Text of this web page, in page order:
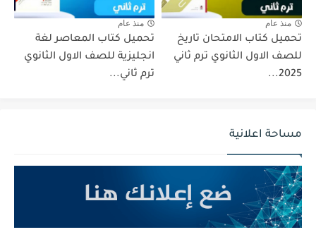
منذ عام
تحميل كتاب الامتحان تاريخ
للصف الاول الثانوي ترم ثاني
2025...
منذ عام
تحميل كتاب المعاصر لغة
انجليزية للصف الاول الثانوي
ترم ثاني...
مساحة اعلانية